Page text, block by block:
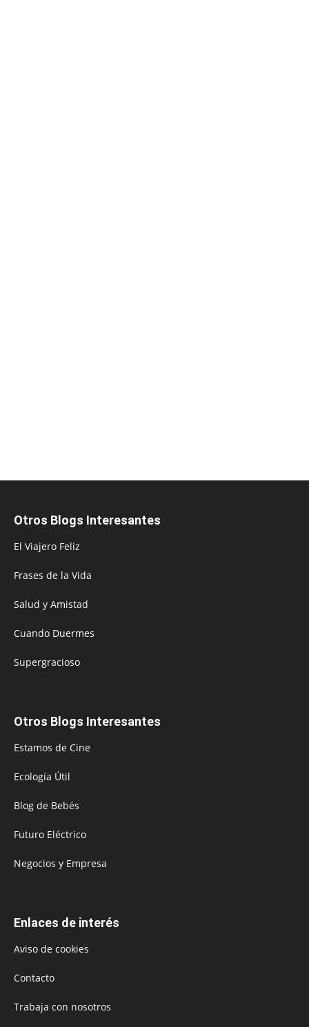
Otros Blogs Interesantes
El Viajero Feliz
Frases de la Vida
Salud y Amistad
Cuando Duermes
Supergracioso
Otros Blogs Interesantes
Estamos de Cine
Ecología Útil
Blog de Bebés
Futuro Eléctrico
Negocios y Empresa
Enlaces de interés
Aviso de cookies
Contacto
Trabaja con nosotros